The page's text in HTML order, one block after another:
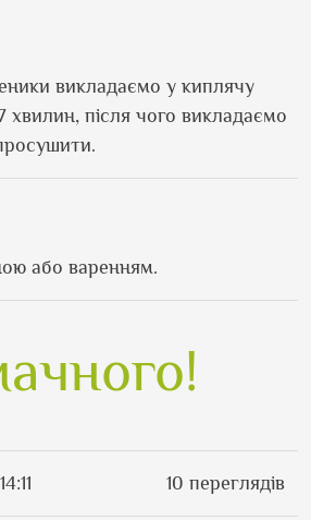
викладаємо у киплячу
хвилин, після чого викладаємо
або варенням.
10 переглядів